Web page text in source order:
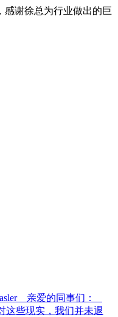
感谢徐总为行业做出的巨
亲爱的同事们：
这些现实，我们并未退